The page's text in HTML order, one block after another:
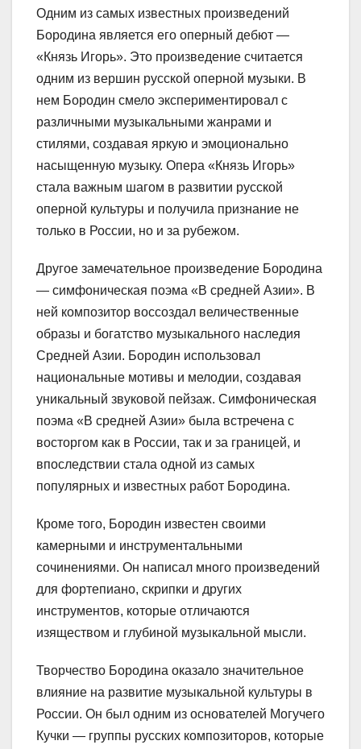
Одним из самых известных произведений
Бородина является его оперный дебют —
«Князь Игорь». Это произведение считается
одним из вершин русской оперной музыки. В
нем Бородин смело экспериментировал с
различными музыкальными жанрами и
стилями, создавая яркую и эмоционально
насыщенную музыку. Опера «Князь Игорь»
стала важным шагом в развитии русской
оперной культуры и получила признание не
только в России, но и за рубежом.
Другое замечательное произведение Бородина
— симфоническая поэма «В средней Азии». В
ней композитор воссоздал величественные
образы и богатство музыкального наследия
Средней Азии. Бородин использовал
национальные мотивы и мелодии, создавая
уникальный звуковой пейзаж. Симфоническая
поэма «В средней Азии» была встречена с
восторгом как в России, так и за границей, и
впоследствии стала одной из самых
популярных и известных работ Бородина.
Кроме того, Бородин известен своими
камерными и инструментальными
сочинениями. Он написал много произведений
для фортепиано, скрипки и других
инструментов, которые отличаются
изяществом и глубиной музыкальной мысли.
Творчество Бородина оказало значительное
влияние на развитие музыкальной культуры в
России. Он был одним из основателей Могучего
Кучки — группы русских композиторов, которые